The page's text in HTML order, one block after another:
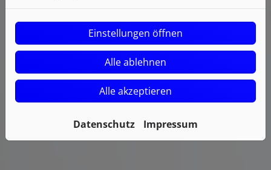
Einstellungen öffnen
Alle ablehnen
Alle akzeptieren
Datenschutz Impressum